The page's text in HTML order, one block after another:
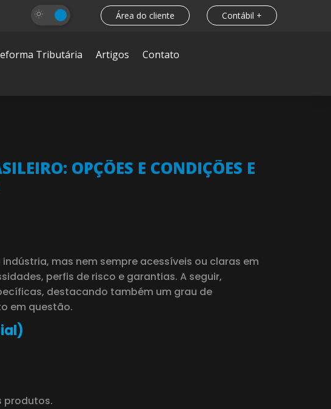
Área do cliente Contábil +
Tributária Artigos
Contato
OPÇÕES E CONDIÇÕES E
mas nem sempre acessíveis ou claras em
perfis de risco e garantias. A seguir,
destacando também um grau de
em questão.
produtos.